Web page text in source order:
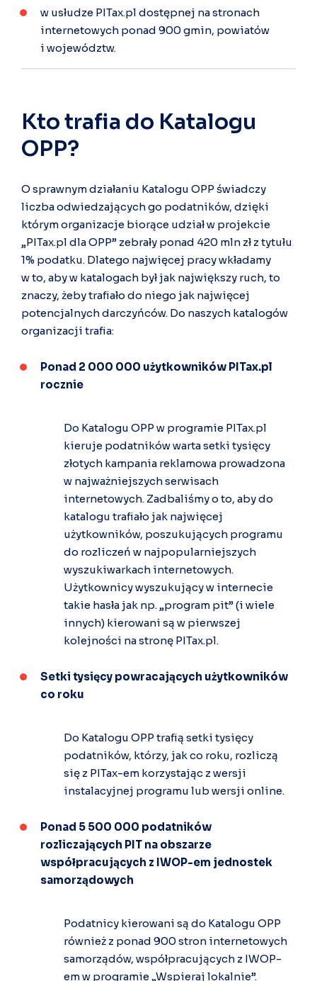
w usłudze PITax.pl dostępnej na stronach
internetowych ponad 900 gmin, powiatów
i województw.
Kto trafia do Katalogu
OPP?
O sprawnym działaniu Katalogu OPP świadczy
liczba odwiedzających go podatników, dzięki
którym organizacje biorące udział w projekcie
„PITax.pl dla OPP” zebrały ponad 420 mln zł z tytułu
1% podatku. Dlatego najwięcej pracy wkładamy
w to, aby w katalogach był jak największy ruch, to
znaczy, żeby trafiało do niego jak najwięcej
potencjalnych darczyńców. Do naszych katalogów
organizacji trafia:
Ponad 2 000 000 użytkowników PITax.pl
rocznie
Do Katalogu OPP w programie PITax.pl
kieruje podatników warta setki tysięcy
złotych kampania reklamowa prowadzona
w najważniejszych serwisach
internetowych. Zadbaliśmy o to, aby do
katalogu trafiało jak najwięcej
użytkowników, poszukujących programu
do rozliczeń w najpopularniejszych
wyszukiwarkach internetowych.
Użytkownicy wyszukujący w internecie
takie hasła jak np. „program pit” (i wiele
innych) kierowani są w pierwszej
kolejności na stronę PITax.pl.
Setki tysięcy powracających użytkowników
co roku
Do Katalogu OPP trafią setki tysięcy
podatników, którzy, jak co roku, rozliczą
się z PITax-em korzystając z wersji
instalacyjnej programu lub wersji online.
Ponad 5 500 000 podatników
rozliczających PIT na obszarze
współpracujących z IWOP-em jednostek
samorządowych
Podatnicy kierowani są do Katalogu OPP
również z ponad 900 stron internetowych
samorządów, współpracujących z IWOP-
em w programie „Wspieraj lokalnie”.